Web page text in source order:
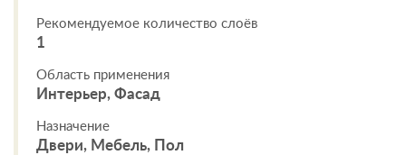
Рекомендуемое количество слоёв
1
Область применения
Интерьер, Фасад
Назначение
Двери, Мебель, Пол